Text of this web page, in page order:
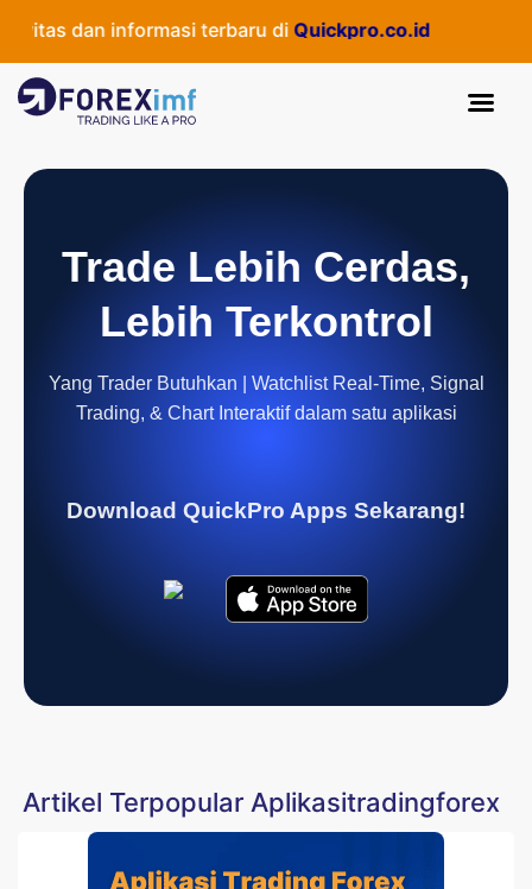
dan informasi terbaru di Quickpro.co.id
Trade Lebih Cerdas,
Lebih Terkontrol
Yang Trader Butuhkan | Watchlist Real-Time, Signal
Trading, & Chart Interaktif dalam satu aplikasi
Download QuickPro Apps Sekarang!
Artikel Terpopular Aplikasitradingforex